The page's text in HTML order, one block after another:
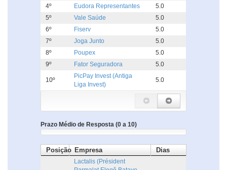
4º
Eudora Representantes
5.0
5º
Vale Saúde
5.0
6º
Fiserv
5.0
7º
Joga Junto
5.0
8º
Poupex
5.0
9º
Fator Seguradora 5.0
10º
PicPay Invest (Antiga
Liga Invest)
5.0
Prazo Médio de Resposta (0 a 10)
Posição Empresa Dias
Lactalis (Président